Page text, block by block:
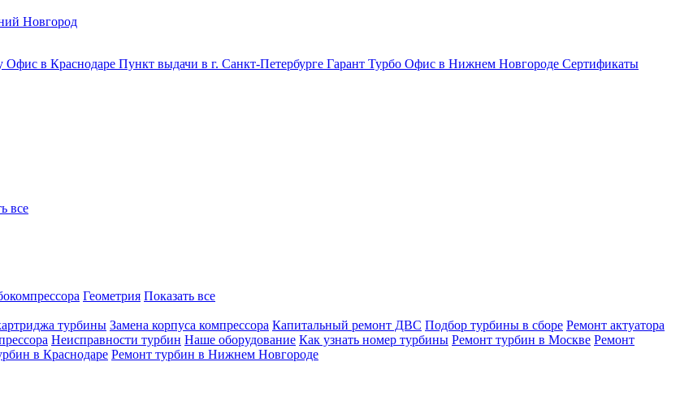
Новгород
Офис в Краснодаре Пункт выдачи в г. Санкт-Петербурге Гарант Турбо Офис в Нижнем Новгороде Сертификаты
все
Геометрия Показать все
турбины Замена корпуса компрессора Капитальный ремонт ДВС Подбор турбины в сборе Ремонт актуатора
Неисправности турбин Наше оборудование Как узнать номер турбины Ремонт турбин в Москве Ремонт
в Краснодаре Ремонт турбин в Нижнем Новгороде